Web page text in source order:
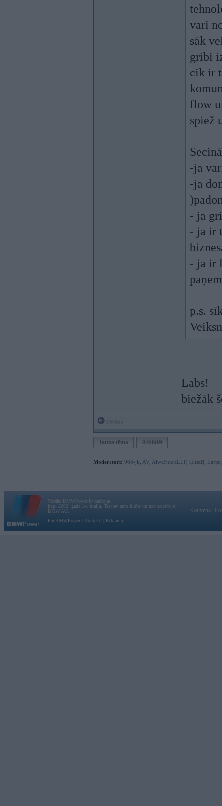
vari
sāk
gribi
cik ir
flow
spiež
-ja
-ja
- ja
- ja ir
- ja ir
p.s.
Labs!
biežāk
Jauna tēma Atbildēt
Moderatori: 968-jk AV AiwaShuraLLP, GirtzB Lafter
Vortāls BMWPower.lv darbojas
kopš 2002. gada 14. maija. Tas nav auto klubs un nav saistīts ar
BMW AG.
Par BMWPower
Kontakti Reklāma
Galvena